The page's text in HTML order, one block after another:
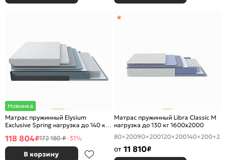
Новинка
Матрас пружинный Elysium
Exclusive Spring нагрузка до 140 кг
118 804₽172 180 ₽-31%
В корзину
Матрас пружинный Libra Classic М
нагрузка до 130 кг 1600x2000
80×20090×200120×200140×200+2
от 11 810₽